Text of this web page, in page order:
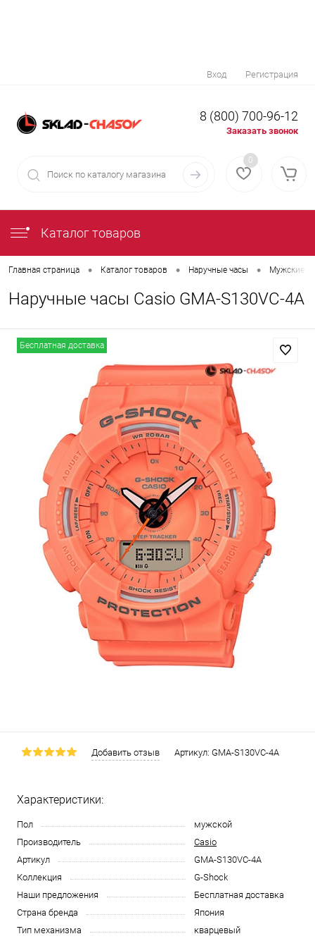
Вход Регистрация
8 (800) 700-96-12
Заказать звонок
0
Каталог товаров
Главная страница • Каталог товаров • Наручные часы • Мужские
Наручные часы Casio GMA-S130VC-4A
Бесплатная доставка
Добавить отзыв Артикул: GMA-S130VC-4A
Характеристики:
Пол
мужской
Производитель
Casio
Артикул
GMA-S130VC-4A
Коллекция
G-Shock
Наши предложения
Бесплатная доставка
Страна бренда
Япония
Тип механизма
кварцевый